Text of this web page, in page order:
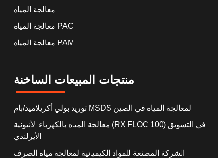
معالجة المياه
معالجة المياه PAC
معالجة المياه PAM
منتجات المبيعات الساخنة
توريد بولي أكريلاميد/بام MSDS لمعالجة المياه في الصين
معالجة المياه بالكهرباء الأنيونية (RX FLOC 100) في التسويق
الأيرلندي
الشركة المصنعة للمواد الكيميائية لمعالجة مياه الصرف